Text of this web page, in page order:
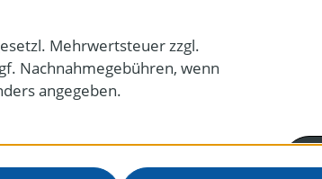
Mehrwertsteuer zzgl.
Nachnahmegebühren, wenn
angegeben.